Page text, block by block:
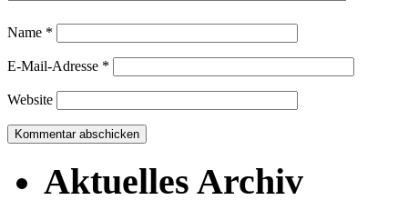
Name *
E-Mail-Adresse *
Website
Aktuelles Archiv